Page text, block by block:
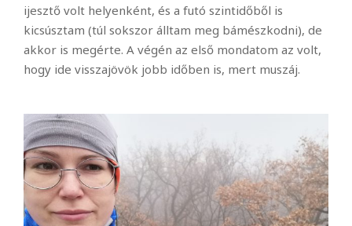
ijesztő volt helyenként, és a futó szintidőből is
kicsúsztam (túl sokszor álltam meg bámészkodni), de
akkor is megérte. A végén az első mondatom az volt,
hogy ide visszajövök jobb időben is, mert muszáj.